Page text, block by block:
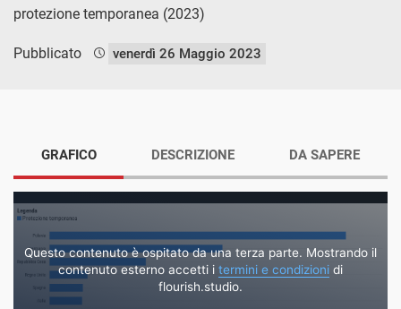
protezione temporanea (2023)
Pubblicato venerdì 26 Maggio 2023
GRAFICO
Questo contenuto è ospitato da una terza parte. Mostrando il
contenuto esterno accetti i termini e condizioni di
flourish.studio.
DESCRIZIONE DA SAPERE